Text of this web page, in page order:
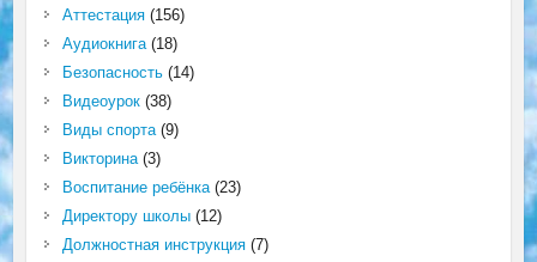
Аттестация(156)
Аудиокнига(18)
Безопасность(14)
Видеоурок(38)
Виды спорта(9)
Викторина(3)
Воспитание ребёнка(23)
Директору школы(12)
Должностная инструкция(7)